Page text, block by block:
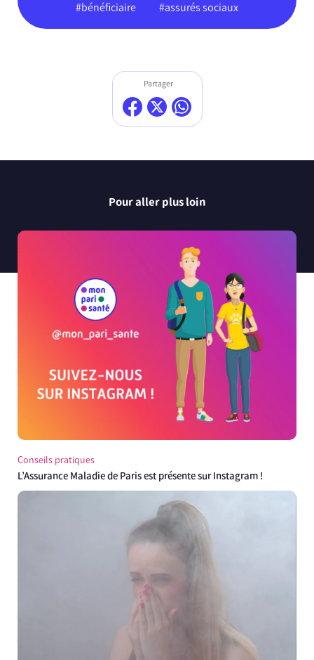
#bénéficiaire
#assurés sociaux
Partager
Pour aller plus loin
Conseils pratiques
L’Assurance Maladie de Paris est présente sur Instagram !